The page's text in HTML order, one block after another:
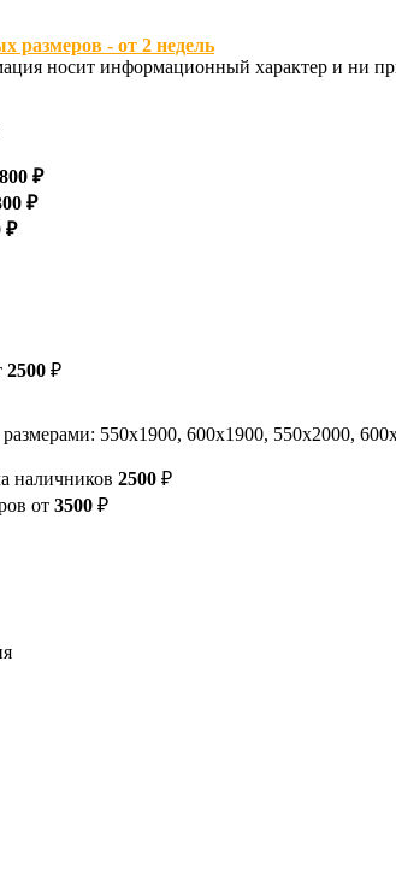
размеров - от 2 недель
носит информационный характер и ни
800 ₽
₽
₽
2500 ₽
размерами: 550х1900, 600х1900, 550х2000,
наличников 2500 ₽
от 3500 ₽